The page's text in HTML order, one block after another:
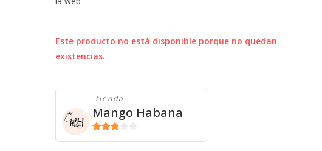
Este producto no está disponible porque no quedan
existencias.
tienda
Mango Habana